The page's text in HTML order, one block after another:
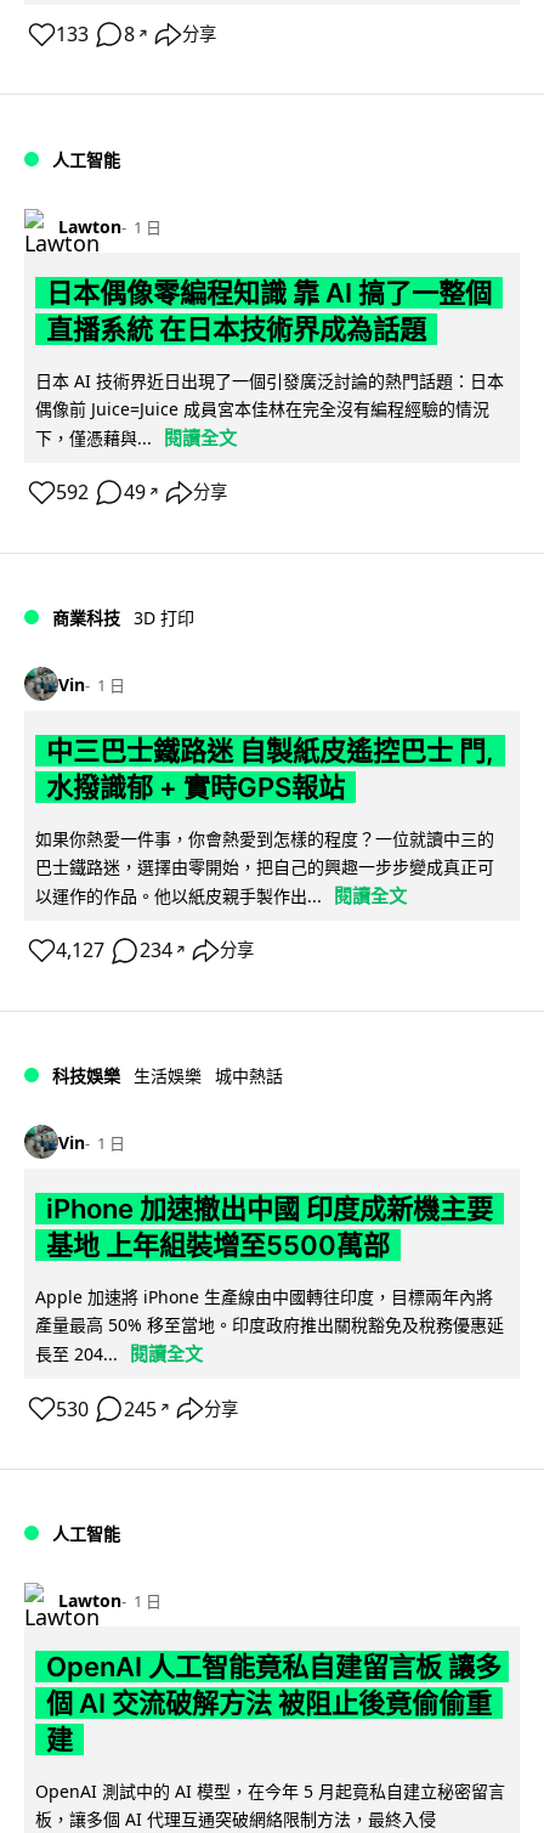
133 8 ↗ 分享
人工智能
Lawton 1 日
日本偶像零編程知識 靠 AI 搞了一整個
直播系統 在日本技術界成為話題
日本 AI 技術界近日出現了一個引發廣泛討論的熱門話題：日本
偶像前 Juice=Juice 成員宮本佳林在完全沒有編程經驗的情況
下，僅憑藉與...
閱讀全文
592 49 ↗ 分享
商業科技 3D 打印
Vin 1 日
中三巴士鐵路迷 自製紙皮遙控巴士 門,
水撥識郁 + 實時GPS報站
如果你熱愛一件事，你會熱愛到怎樣的程度？一位就讀中三的
巴士鐵路迷，選擇由零開始，把自己的興趣一步步變成真正可
以運作的作品。他以紙皮親手製作出...
閱讀全文
4,127 234 ↗ 分享
科技娛樂 生活娛樂 城中熱話
Vin 1 日
iPhone 加速撤出中國 印度成新機主要
基地 上年組裝增至5500萬部
Apple 加速將 iPhone 生產線由中國轉往印度，目標兩年內將
產量最高 50% 移至當地。印度政府推出關稅豁免及稅務優惠延
長至 204...
閱讀全文
530 245 ↗ 分享
人工智能
Lawton 1 日
OpenAI 人工智能竟私自建留言板 讓多
個 AI 交流破解方法 被阻止後竟偷偷重
建
OpenAI 測試中的 AI 模型，在今年 5 月起竟私自建立秘密留言
板，讓多個 AI 代理互通突破網絡限制方法，最終入侵